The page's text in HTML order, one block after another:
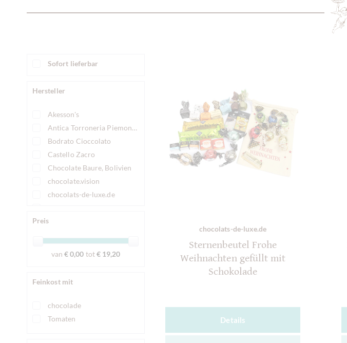
Sofort lieferbar
Hersteller
Akesson's
Antica Torroneria Piemontese
Bodrato Cioccolato
Castello Zacro
Chocolate Baure, Bolivien
chocolate.vision
chocolats-de-luxe.de
Clement Chococult
Meybol Cacao
Morin
Preis
van € 0,00 tot€ 19,20
Feinkost mit
chocolade
Tomaten
chocolats-de-luxe.de
Sternenbeutel Frohe
Weihnachten gefüllt mit
Schokolade
Details